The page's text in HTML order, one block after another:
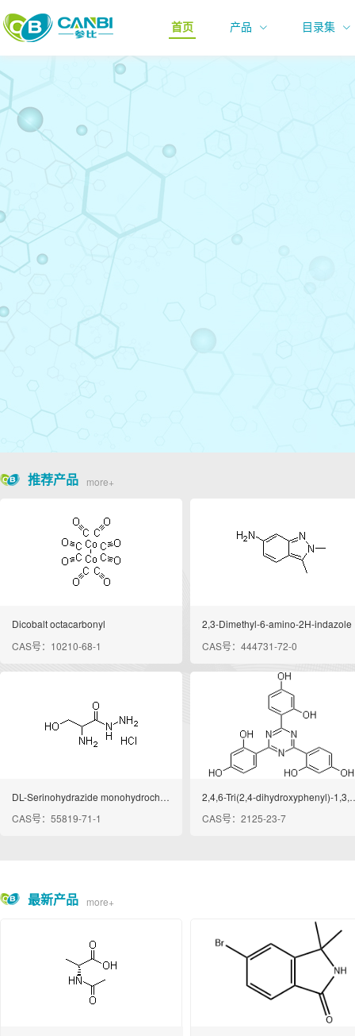
首页 产品 目录集
推荐产品 more+
Dicobalt octacarbonyl
CAS号：10210-68-1
2,3-Dimethyl-6-amino-2H-indazole
CAS号：444731-72-0
DL-Serinohydrazide monohydrochloride
CAS号：55819-71-1
2,4,6-Tri(2,4-
CAS号：2125-23-7
最新产品 more+